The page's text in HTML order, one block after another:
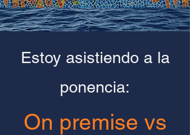
Estoy asistiendo a la
ponencia:
On premise vs